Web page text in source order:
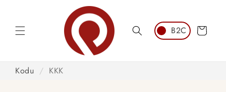
Ostukorv
Kodu / KKK